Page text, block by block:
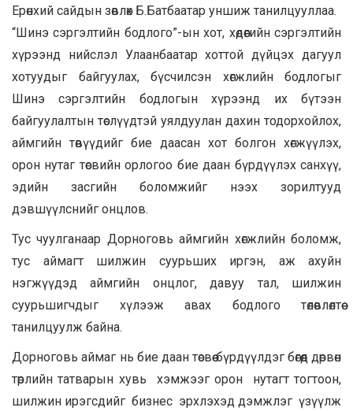
Ерөнхий сайдын зөвлөх Б.Батбаатар уншиж танилцууллаа.
“Шинэ сэргэлтийн бодлого”-ын хот, хөдөөгийн сэргэлтийн
хүрээнд нийслэл Улаанбаатар хоттой дүйцэх дагуул
хотуудыг байгуулах, бүсчилсэн хөгжлийн бодлогыг
Шинэ сэргэлтийн бодлогын хүрээнд их бүтээн
байгуулалтын төслүүдтэй уялдуулан дахин тодорхойлох,
аймгийн төвүүдийг бие даасан хот болгон хөгжүүлэх,
орон нутаг төсвийн орлогоо бие даан бүрдүүлэх санхүү,
эдийн засгийн боломжийг нээх зорилтууд
дэвшүүлснийг онцлов.
Тус чуулганаар Дорноговь аймгийн хөгжлийн боломж,
тус аймагт шилжин суурьших иргэн, аж ахуйн
нэгжүүдэд аймгийн онцлог, давуу тал, шилжин
суурьшигчдыг хүлээж авах бодлого төлөвлөлтөө
танилцуулж байна.
Дорноговь аймаг нь бие даан төсвөө бүрдүүлдэг бөгөөд дөрвөн
төрлийн татварын хувь хэмжээг орон нутагт тогтоон,
шилжин ирэгсдийг бизнес эрхлэхэд дэмжлэг үзүүлж